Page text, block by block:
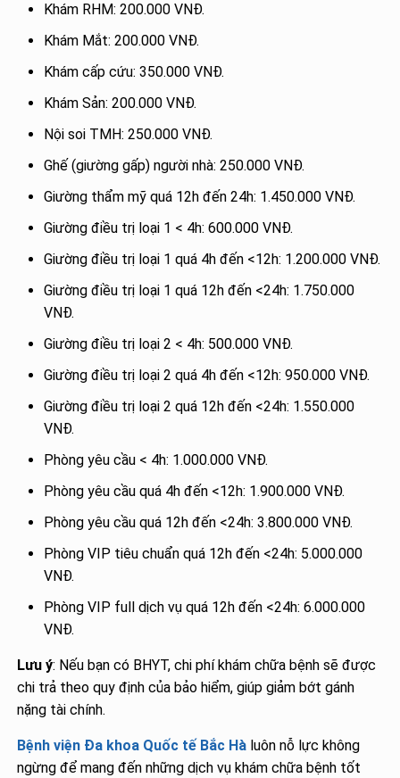
Khám RHM: 200.000 VNĐ.
Khám Mắt: 200.000 VNĐ.
Khám cấp cứu: 350.000 VNĐ.
Khám Sản: 200.000 VNĐ.
Nội soi TMH: 250.000 VNĐ.
Ghế (giường gấp) người nhà: 250.000 VNĐ.
Giường thẩm mỹ quá 12h đến 24h: 1.450.000 VNĐ.
Giường điều trị loại 1 < 4h: 600.000 VNĐ.
Giường điều trị loại 1 quá 4h đến <12h: 1.200.000 VNĐ.
Giường điều trị loại 1 quá 12h đến <24h: 1.750.000
VNĐ.
Giường điều trị loại 2 < 4h: 500.000 VNĐ.
Giường điều trị loại 2 quá 4h đến <12h: 950.000 VNĐ.
Giường điều trị loại 2 quá 12h đến <24h: 1.550.000
VNĐ.
Phòng yêu cầu < 4h: 1.000.000 VNĐ.
Phòng yêu cầu quá 4h đến <12h: 1.900.000 VNĐ.
Phòng yêu cầu quá 12h đến <24h: 3.800.000 VNĐ.
Phòng VIP tiêu chuẩn quá 12h đến <24h: 5.000.000
VNĐ.
Phòng VIP full dịch vụ quá 12h đến <24h: 6.000.000
VNĐ.
Lưu ý: Nếu bạn có BHYT, chi phí khám chữa bệnh sẽ được
chi trả theo quy định của bảo hiểm, giúp giảm bớt gánh
nặng tài chính.
Bệnh viện Đa khoa Quốc tế Bắc Hà luôn nỗ lực không
ngừng để mang đến những dịch vụ khám chữa bệnh tốt